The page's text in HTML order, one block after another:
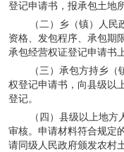
登记申请书，报承包土地
（二）乡（镇）人
资格、发包程序、承包期
承包经营权证登记申请书
（三）承包方持乡
权登记申请书，向县级以
登记。
（四）县级以上地
审核。申请材料符合规定
请同级人民政府颁发农村